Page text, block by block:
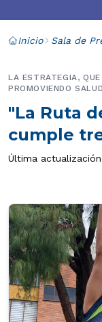
Inicio Sala de
"La Ruta
cumple
LA ESTRATEGIA,
PROMOVIENDO
Última